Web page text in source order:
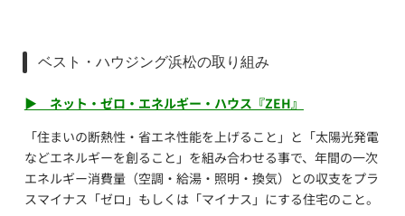
ベスト・ハウジング浜松の取り組み
▶ ネット・ゼロ・エネルギー・ハウス『ZEH』
「住まいの断熱性・省エネ性能を上げること」と「太陽光発電
などエネルギーを創ること」を組み合わせる事で、年間の一次
エネルギー消費量（空調・給湯・照明・換気）との収支をプラ
スマイナス「ゼロ」もしくは「マイナス」にする住宅のこと。